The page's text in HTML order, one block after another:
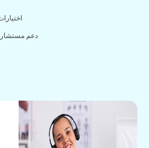
دعم مستشار